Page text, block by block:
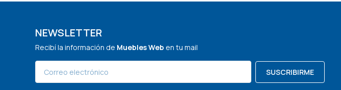
NEWSLETTER
Recibí la información de Muebles Web en tu mail
SUSCRIBIRME